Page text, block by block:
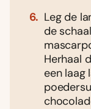
Leg de
de
Herhaal
een laag